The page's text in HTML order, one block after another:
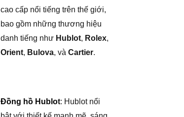
cao cấp nổi tiếng trên thế giới,
bao gồm những thương hiệu
danh tiếng như Hublot, Rolex,
Orient, Bulova, và Cartier.
Đồng hồ Hublot: Hublot nổi